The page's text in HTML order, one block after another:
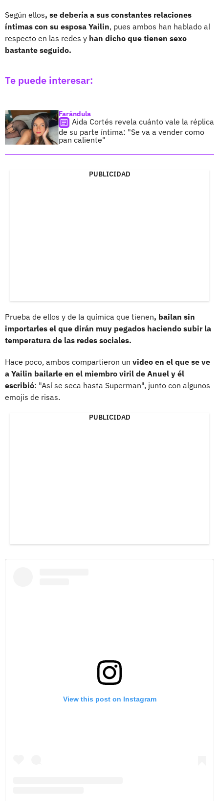
Según ellos, se debería a sus constantes relaciones
íntimas con su esposa Yailin, pues ambos han hablado al
respecto en las redes y han dicho que tienen sexo
bastante seguido.
Te puede interesar:
Farándula
Aida Cortés revela cuánto vale la réplica
de su parte íntima: "Se va a vender como
pan caliente"
PUBLICIDAD
Prueba de ellos y de la química que tienen, bailan sin
importarles el que dirán muy pegados haciendo subir la
temperatura de las redes sociales.
Hace poco, ambos compartieron un video en el que se ve
a Yailin bailarle en el miembro viril de Anuel y él
escribió: "Así se seca hasta Superman", junto con algunos
emojis de risas.
PUBLICIDAD
View this post on Instagram